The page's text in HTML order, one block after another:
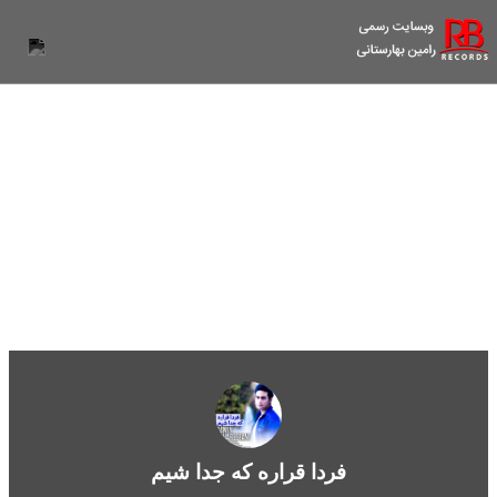
فردا قراره که جدا شیم